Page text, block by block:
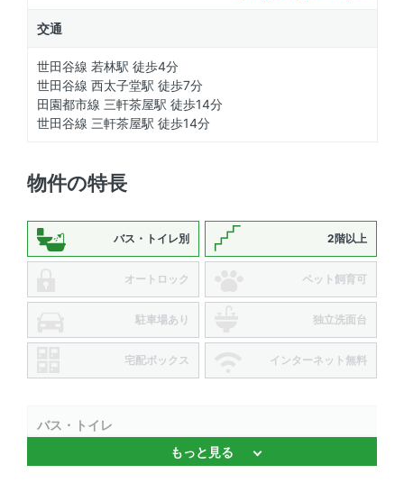
交通
世田谷線 若林駅 徒歩4分
世田谷線 西太子堂駅 徒歩7分
田園都市線 三軒茶屋駅 徒歩14分
世田谷線 三軒茶屋駅 徒歩14分
物件の特長
バス・トイレ別 2階以上
オートロック ペット飼育可
駐車場あり 独立洗面台
宅配ボックス インターネット無料
バス・トイレ
浴室乾燥機 、 バストイレ別
もっと見る